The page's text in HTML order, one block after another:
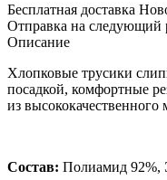
Бесплатная доставка
Отправка на следующий
Описание
Хлопковые трусики
посадкой, комфортные
из высококачественного
Состав: Полиамид 92%,